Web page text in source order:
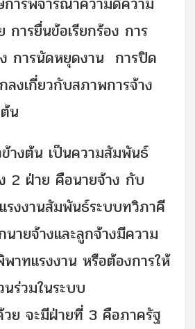
การยื่นข้อเรียกร้อง การ
ง การนัดหยุดงาน การปิด
งเกี่ยวกับสภาพการจ้าง
น
น เป็นความสัมพันธ์
2 ฝ่าย คือนายจ้าง กับ
รงงานสัมพันธ์ระบบทวิภาคี
นายจ้างและลูกจ้างมีความ
าทแรงงาน หรือต้องการให้
นร่วมในระบบ
ย จะมีฝ่ายที่ 3 คือภาครัฐ